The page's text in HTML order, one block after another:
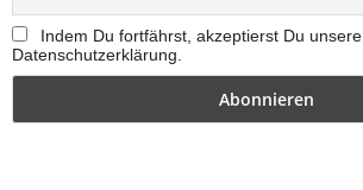
Indem Du fortfährst, akzeptierst Du unsere
Datenschutzerklärung.